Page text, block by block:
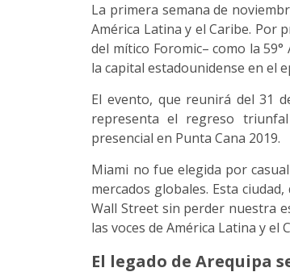
La primera semana de
América Latina y el Caribe. Por
del mítico Foromic– como la
la capital estadounidense en el
El evento, que reunirá del 31
representa el regreso
presencial en Punta Cana 2019.
Miami no fue elegida por
mercados globales. Esta
Wall Street sin perder nuestra
las voces de América Latina y el
El legado de Arequipa